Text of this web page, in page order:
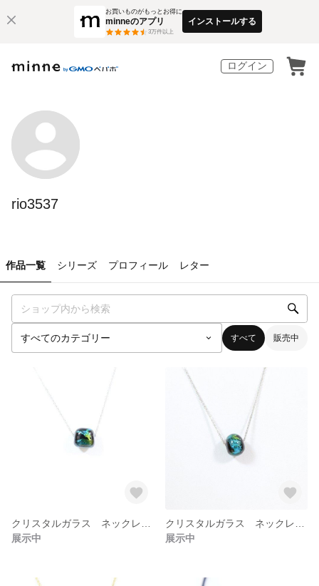
お買いものがもっとお得に
minneのアプリ
3万件以上
インストールする
ログイン
rio3537
作品一覧 シリーズ プロフィール レター
すべて 販売中
展示中
展示中